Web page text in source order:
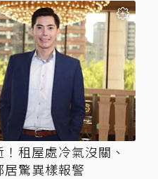
租屋處冷氣沒關、
驚異樣報警